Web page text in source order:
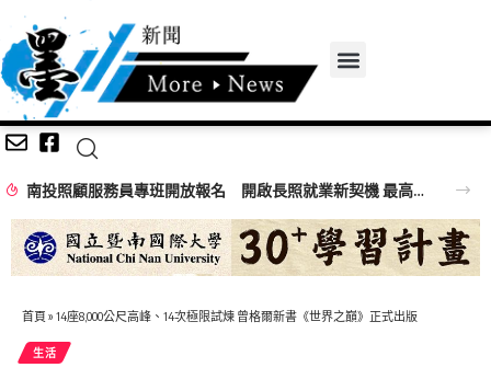
南投照顧服務員專班開放報名 開啟長照就業新契機 最高補助全額訓練費
首頁 » 14座8,000公尺高峰、14次極限試煉 曾格爾新書《世界之巔》正式出版
生活